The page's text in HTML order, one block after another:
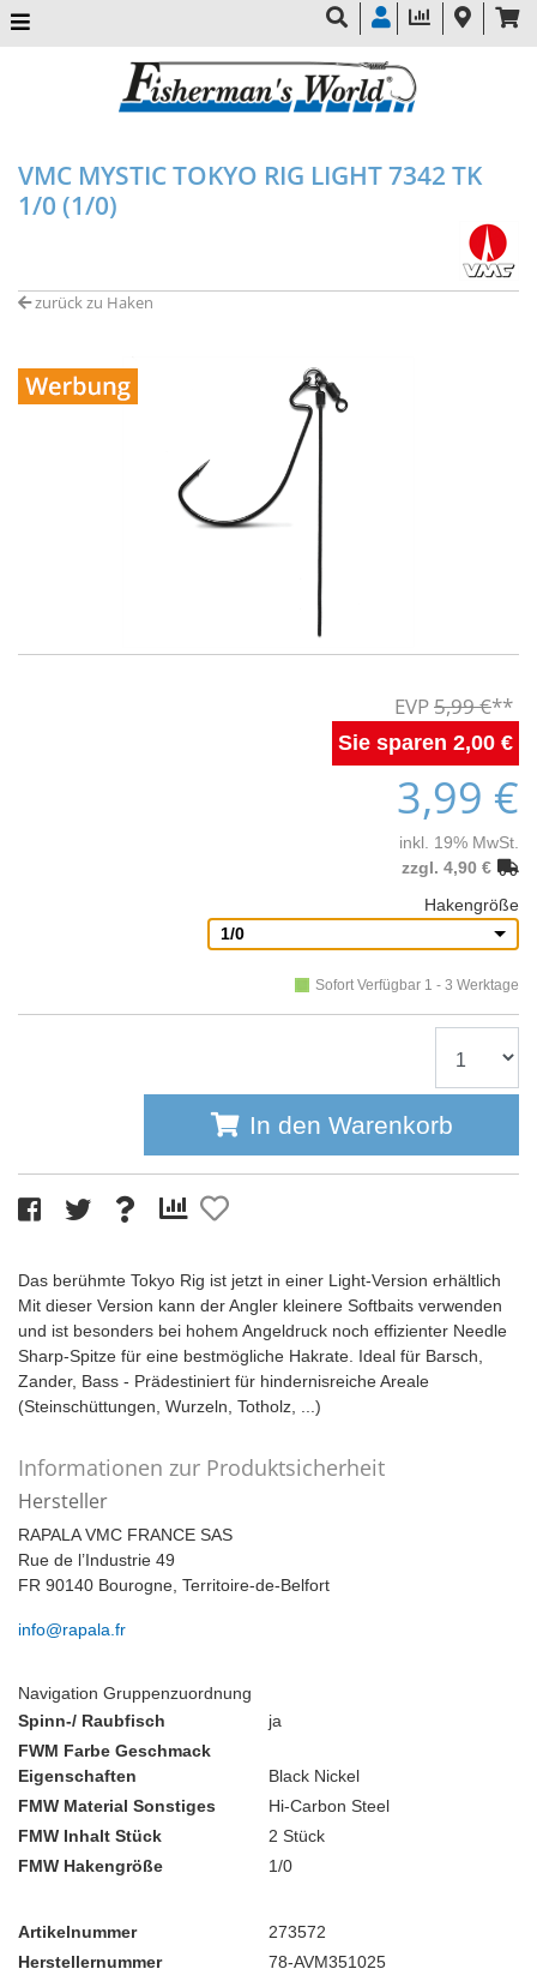
VMC MYSTIC TOKYO RIG LIGHT 7342 TK
1/0 (1/0)
zurück zu Haken
5,99 €
2,00 €
3,99 €
inkl. 19% MwSt.
zzgl. 4,90 €
Hakengröße
1/0
Sofort Verfügbar 1 - 3 Werktage
In den Warenkorb
Das berühmte Tokyo Rig ist jetzt in einer Light-Version erhältlich
Mit dieser Version kann der Angler kleinere Softbaits verwenden
und ist besonders bei hohem Angeldruck noch effizienter Needle
Sharp-Spitze für eine bestmögliche Hakrate. Ideal für Barsch,
Zander, Bass - Prädestiniert für hindernisreiche Areale
(Steinschüttungen, Wurzeln, Totholz, ...)
Informationen zur Produktsicherheit
Hersteller
RAPALA VMC FRANCE SAS
Rue de l’Industrie 49
FR 90140 Bourogne, Territoire-de-Belfort
info@rapala.fr
Navigation Gruppenzuordnung
Spinn-/ Raubfisch
ja
FWM Farbe Geschmack
Eigenschaften
Black Nickel
FMW Material Sonstiges
Hi-Carbon Steel
FMW Inhalt Stück
2 Stück
FMW Hakengröße
1/0
Artikelnummer
273572
Herstellernummer
78-AVM351025